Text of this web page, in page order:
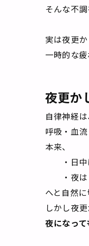
そんな不
実は夜更か
一時的な
夜更か
自律神経
呼吸・血
本来、
・日中
・夜は
へと自然
しかし夜
夜になっ